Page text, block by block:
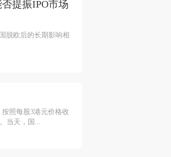
提振IPO市场
脱欧后的长期影响相
照每股3港元价格收
当天，国...